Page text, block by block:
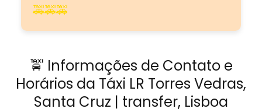
🚕🚕🚕
🚖 Informações de Contato e
Horários da Táxi LR Torres Vedras,
Santa Cruz | transfer, Lisboa